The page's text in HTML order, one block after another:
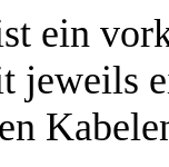
ein
jeweils